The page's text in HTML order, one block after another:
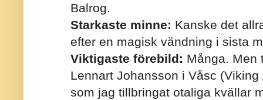
Balrog.
Starkaste minne: Kanske det
efter en magisk vändning i sista
Viktigaste förebild: Många. Men
Lennart Johansson i Våsc
som jag tillbringat otaliga kvällar